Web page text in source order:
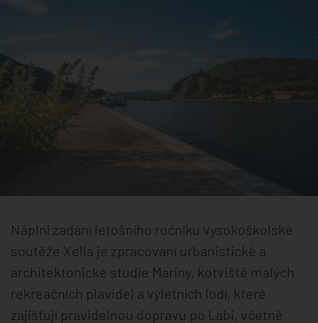
Náplní zadání letošního ročníku vysokoškolské
soutěže Xella je zpracování urbanistické a
architektonické studie Mariny, kotviště malých
rekreačních plavidel a výletních lodí, které
zajišťují pravidelnou dopravu po Labi, včetně